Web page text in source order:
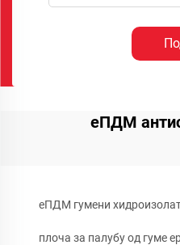
еПДМ
еПДМ гумени
плоча за палубу од гуме